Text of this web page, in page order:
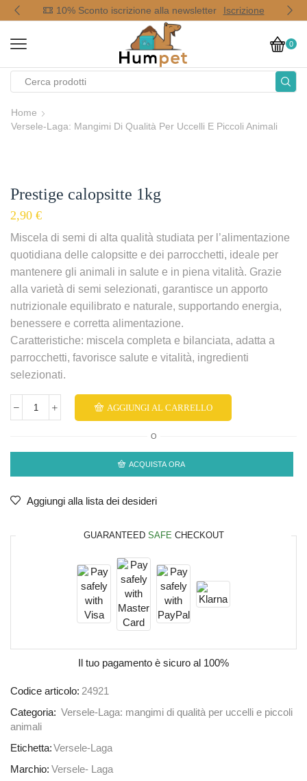
10% Sconto iscrizione alla newsletter Iscrizione
0
Home
Versele-Laga: Mangimi Di Qualità Per Uccelli E Piccoli Animali
Prestige calopsitte 1kg
2,90 €
Miscela di semi di alta qualità studiata per l’alimentazione
quotidiana delle calopsitte e dei parrocchetti, ideale per
mantenere gli animali in salute e in piena vitalità. Grazie
alla varietà di semi selezionati, garantisce un apporto
nutrizionale equilibrato e naturale, supportando energia,
benessere e corretta alimentazione.
Caratteristiche: miscela completa e bilanciata, adatta a
parrocchetti, favorisce salute e vitalità, ingredienti
selezionati.
AGGIUNGI AL CARRELLO
O
ACQUISTA ORA
Aggiungi alla lista dei desideri
GUARANTEED SAFE CHECKOUT
Il tuo pagamento è sicuro al 100%
Codice articolo: 24921
Categoria: Versele-Laga: mangimi di qualità per uccelli e piccoli
animali
Etichetta:Versele-Laga
Marchio: Versele- Laga